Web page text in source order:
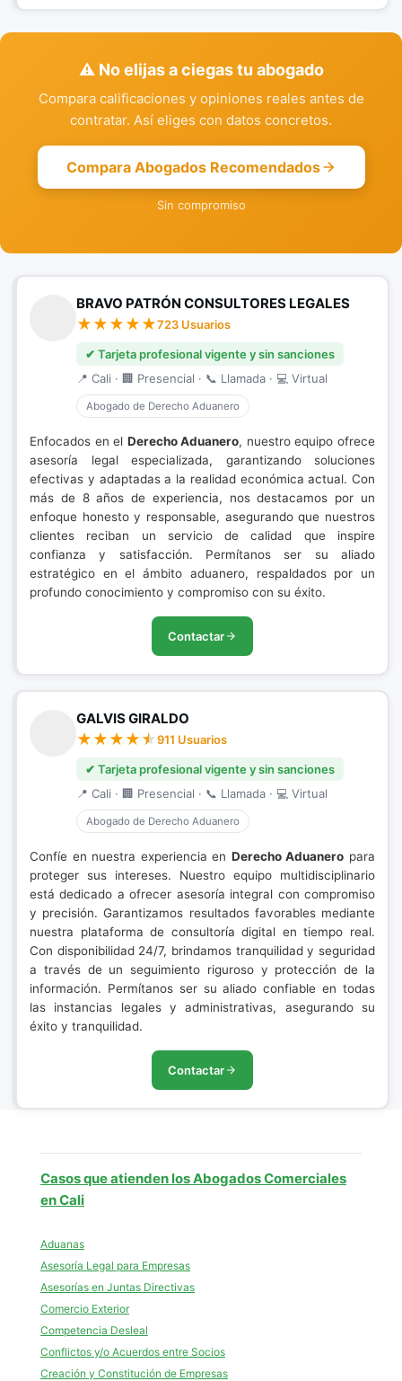
⚠️ No elijas a ciegas tu abogado
Compara calificaciones y opiniones reales antes de
contratar. Así eliges con datos concretos.
Compara Abogados Recomendados
Sin compromiso
BRAVO PATRÓN CONSULTORES LEGALES
723 Usuarios
✔ Tarjeta profesional vigente y sin sanciones
📍 Cali · 🏢 Presencial · 📞 Llamada · 💻 Virtual
Abogado de Derecho Aduanero
Enfocados en el Derecho Aduanero, nuestro equipo ofrece
asesoría legal especializada, garantizando soluciones
efectivas y adaptadas a la realidad económica actual. Con
más de 8 años de experiencia, nos destacamos por un
enfoque honesto y responsable, asegurando que nuestros
clientes reciban un servicio de calidad que inspire
confianza y satisfacción. Permítanos ser su aliado
estratégico en el ámbito aduanero, respaldados por un
profundo conocimiento y compromiso con su éxito.
Contactar
GALVIS GIRALDO
911 Usuarios
✔ Tarjeta profesional vigente y sin sanciones
📍 Cali · 🏢 Presencial · 📞 Llamada · 💻 Virtual
Abogado de Derecho Aduanero
Confíe en nuestra experiencia en Derecho Aduanero para
proteger sus intereses. Nuestro equipo multidisciplinario
está dedicado a ofrecer asesoría integral con compromiso
y precisión. Garantizamos resultados favorables mediante
nuestra plataforma de consultoría digital en tiempo real.
Con disponibilidad 24/7, brindamos tranquilidad y seguridad
a través de un seguimiento riguroso y protección de la
información. Permítanos ser su aliado confiable en todas
las instancias legales y administrativas, asegurando su
éxito y tranquilidad.
Contactar
Casos que atienden los Abogados Comerciales
en Cali
Aduanas
Asesoría Legal para Empresas
Asesorías en Juntas Directivas
Comercio Exterior
Competencia Desleal
Conflictos y/o Acuerdos entre Socios
Creación y Constitución de Empresas